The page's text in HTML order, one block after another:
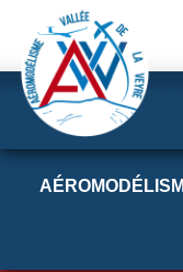
Panneau de gestion